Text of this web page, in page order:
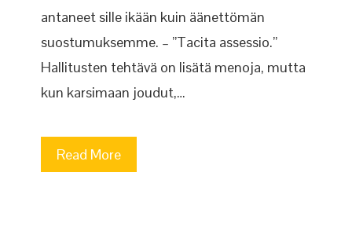
antaneet sille ikään kuin äänettömän
suostumuksemme. – ”Tacita assessio.”
Hallitusten tehtävä on lisätä menoja, mutta
kun karsimaan joudut,…
Read More